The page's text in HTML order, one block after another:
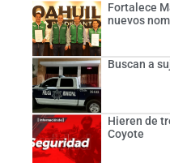
Fortalece
nuevos
Buscan a
Hieren de
Coyote